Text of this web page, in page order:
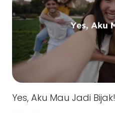
Yes, Aku Mau Jadi Bijak!